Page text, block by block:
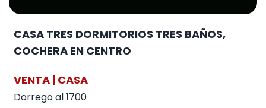
CASA TRES DORMITORIOS TRES BAÑOS,
COCHERA EN CENTRO
VENTA | CASA
Dorrego al 1700